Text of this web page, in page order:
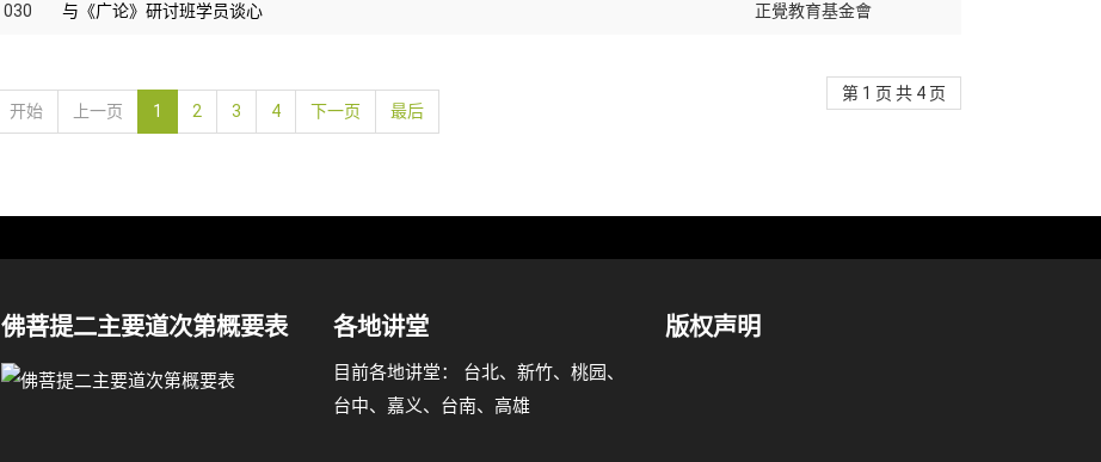
030 与《广论》研讨班学员谈心 正覺教育基金會
第 1 页 共 4 页
开始
上一页 1 2 3 4 下一页 最后
佛菩提二主要道次第概要表 各地讲堂
目前各地讲堂： 台北、新竹、桃园、
台中、嘉义、台南、高雄
版权声明